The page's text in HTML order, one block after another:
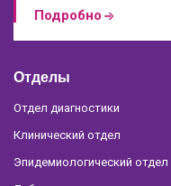
Подробно
Отделы
Отдел диагностики
Клинический отдел
Эпидемиологический отдел